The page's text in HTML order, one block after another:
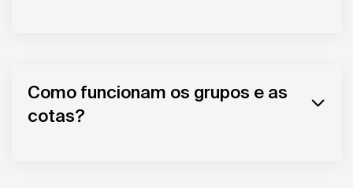
Como funcionam os grupos e as
cotas?